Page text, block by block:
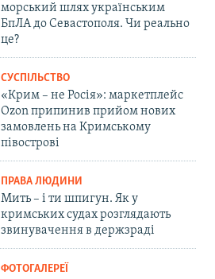
морський шлях українським
БпЛА до Севастополя. Чи реально
це?
СУСПІЛЬСТВО
«Крим – не Росія»: маркетплейс
Ozon припинив прийом нових
замовлень на Кримському
півострові
ПРАВА ЛЮДИНИ
Мить – і ти шпигун. Як у
кримських судах розглядають
звинувачення в держзраді
ФОТОГАЛЕРЕЇ